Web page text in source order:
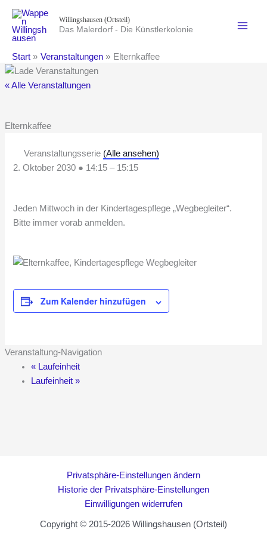
Inhalt
springen
Willingshausen (Ortsteil)
Das Malerdorf - Die Künstlerkolonie
Start Veranstaltungen Elternkaffee
« Alle Veranstaltungen
Elternkaffee
Veranstaltungsserie (Alle ansehen)
2. Oktober 2030 ● 14:15– 15:15
Jeden Mittwoch in der Kindertagespflege „Wegbegleiter“.
Bitte immer vorab anmelden.
Zum Kalender hinzufügen
Veranstaltung-Navigation
«Laufeinheit
Laufeinheit »
Privatsphäre-Einstellungen ändern
Historie der Privatsphäre-Einstellungen
Einwilligungen widerrufen
Copyright © 2015-2026 Willingshausen (Ortsteil)